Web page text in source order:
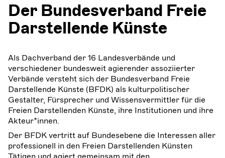
Der Bundesverband Freie
Darstellende Künste
Als Dachverband der 16 Landesverbände und
verschiedener bundesweit agierender assoziierter
Verbände versteht sich der Bundesverband Freie
Darstellende Künste (BFDK) als kulturpolitischer
Gestalter, Fürsprecher und Wissensvermittler für die
Freien Darstellenden Künste, ihre Institutionen und ihre
Akteur*innen.
Der BFDK vertritt auf Bundesebene die Interessen aller
professionell in den Freien Darstellenden Künsten